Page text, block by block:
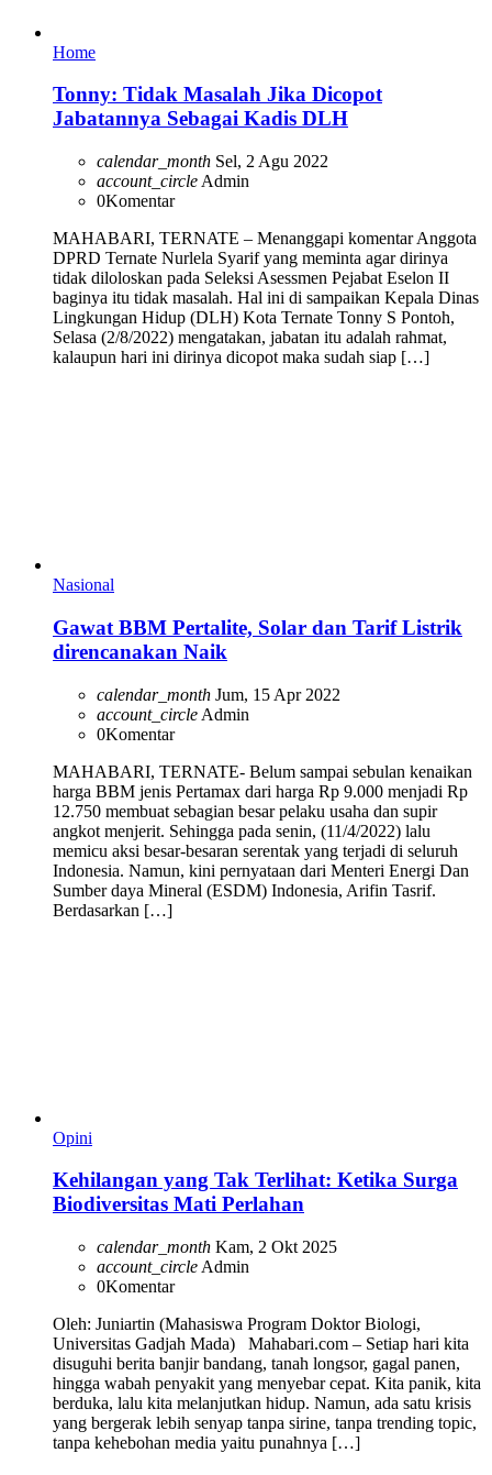
Home
Tonny: Tidak Masalah Jika Dicopot
Jabatannya Sebagai Kadis DLH
calendar_month Sel, 2 Agu 2022
account_circle Admin
0Komentar
MAHABARI, TERNATE – Menanggapi komentar Anggota
DPRD Ternate Nurlela Syarif yang meminta agar dirinya
tidak diloloskan pada Seleksi Asessmen Pejabat Eselon II
baginya itu tidak masalah. Hal ini di sampaikan Kepala Dinas
Lingkungan Hidup (DLH) Kota Ternate Tonny S Pontoh,
Selasa (2/8/2022) mengatakan, jabatan itu adalah rahmat,
kalaupun hari ini dirinya dicopot maka sudah siap […]
Nasional
Gawat BBM Pertalite, Solar dan Tarif Listrik
direncanakan Naik
calendar_month Jum, 15 Apr 2022
account_circle Admin
0Komentar
MAHABARI, TERNATE- Belum sampai sebulan kenaikan
harga BBM jenis Pertamax dari harga Rp 9.000 menjadi Rp
12.750 membuat sebagian besar pelaku usaha dan supir
angkot menjerit. Sehingga pada senin, (11/4/2022) lalu
memicu aksi besar-besaran serentak yang terjadi di seluruh
Indonesia. Namun, kini pernyataan dari Menteri Energi Dan
Sumber daya Mineral (ESDM) Indonesia, Arifin Tasrif.
Berdasarkan […]
Opini
Kehilangan yang Tak Terlihat: Ketika Surga
Biodiversitas Mati Perlahan
calendar_month Kam, 2 Okt 2025
account_circle Admin
0Komentar
Oleh: Juniartin (Mahasiswa Program Doktor Biologi,
Universitas Gadjah Mada) Mahabari.com – Setiap hari kita
disuguhi berita banjir bandang, tanah longsor, gagal panen,
hingga wabah penyakit yang menyebar cepat. Kita panik, kita
berduka, lalu kita melanjutkan hidup. Namun, ada satu krisis
yang bergerak lebih senyap tanpa sirine, tanpa trending topic,
tanpa kehebohan media yaitu punahnya […]